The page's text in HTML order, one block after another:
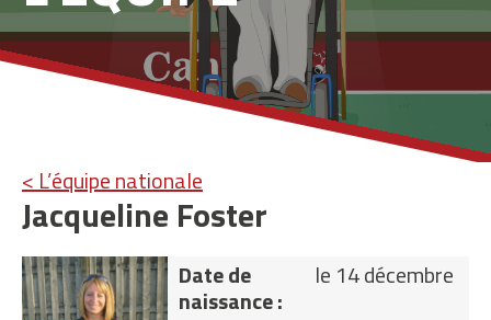
< L’équipe nationale
Jacqueline Foster
Date de
naissance :
le 14 décembre